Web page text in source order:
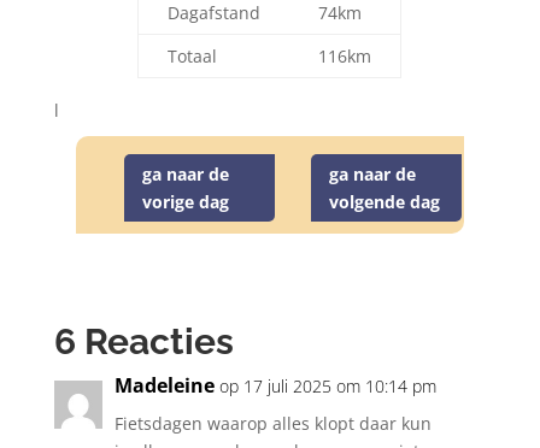
Dagafstand
74km
Totaal
116km
l
ga naar de
vorige dag
ga naar de
volgende dag
6 Reacties
Madeleine op 17 juli 2025 om 10:14 pm
Fietsdagen waarop alles klopt daar kun